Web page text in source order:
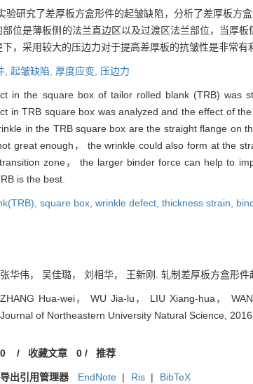
验研究了差厚板方盒形件的起皱缺陷，分析了差厚板方
位是薄板侧的法兰直边区以及过渡区法兰部位，当厚
，采用较大的压边力对于提高差厚板的抗皱性是非常
, 起皱缺陷, 厚度应变, 压边力
in the square box of tailor rolled blank (TRB) was
in TRB square box was analyzed and the effect of
in the TRB square box are the straight flange on
great enough， the wrinkle could also form at the
zone， the larger binder force can help to
is the best.
square box, wrinkle defect, thickness strain,
张华伟， 吴佳璐， 刘相华， 王新刚. 轧制差厚板方盒形
ZHANG Hua-wei， WU Jia-lu， LIU Xiang-hua，
Journal of Northeastern University Natural Science,
0 / 收藏文章 0/ 推荐
导出引用管理器 EndNote | Ris | BibTeX